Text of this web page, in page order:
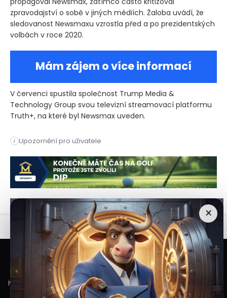
zpravodajství o sobě v jiných médiích. Žaloba uvádí, že
sledovanost Newsmaxu vzrostla před a po prezidentských
volbách v roce 2020.
Mám zájem o více informací
V červenci spustila společnost Trump Media &
Technology Group svou televizní streamovací platformu
Truth+, na které byl Newsmax uveden.
i Upozornění pro uživatele
Newsmax ve středu zažaloval svého většího konkurenta v
×
Veškeré informace a materiály zveřejněné na internetových stránkách
Burzovního Světa vycházejí z veřejně dostupných a důvěryhodných zdrojů. Při
jejich zpracování je postupováno s odbornou péčí a cílem poskytovat čtenářům
objektivní, aktuální a srozumitelné informace. Obsah internetových stránek